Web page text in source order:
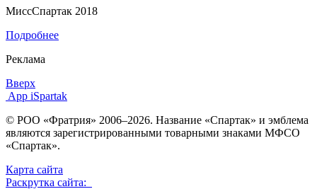
МиссСпартак 2018
Подробнее
Реклама
Вверх
App iSpartak
© РОО «Фратрия» 2006–2026. Название «Спартак» и эмблема
являются зарегистрированными товарными знаками МФСО
«Спартак».
Карта сайта
Раскрутка сайта: